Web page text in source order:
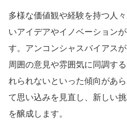
多様な価値観や経験を持つ人
いアイデアやイノベーション
す。アンコンシャスバイアス
周囲の意見や雰囲気に同調す
れられないといった傾向があ
て思い込みを見直し、新しい
を醸成します。